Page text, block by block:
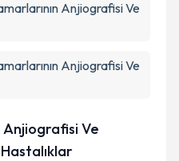
Anjiografisi Ve
Anjiografisi Ve
Anjiografisi Ve